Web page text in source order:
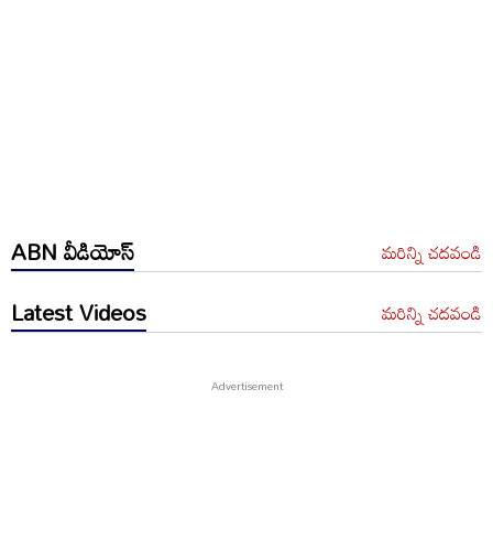
ABN వీడియోస్ మరిన్ని చదవండి
Latest Videos మరిన్ని చదవండి